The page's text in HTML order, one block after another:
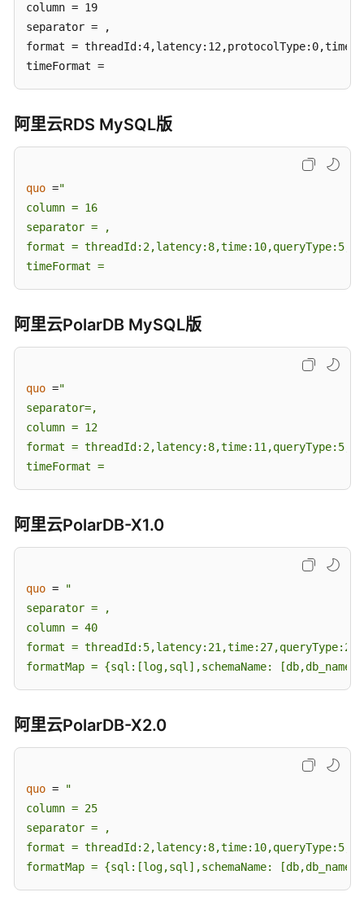
移
备
份
迁
录
制
回
放
回
览
本
云
云
标
签
管
连
计
日
志
column = 19
separator = ,
format =
timeFormat =
阿里云RDS MySQL版
quo ="
column = 16
separator = ,
format =
timeFormat =
阿里云PolarDB MySQL版
quo ="
separator=,
column = 12
format =
timeFormat =
阿里云PolarDB-X1.0
quo =
"
separator = ,
column = 40
format =
formatMap = {sql:[log,sql],schemaName:
阿里云PolarDB-X2.0
quo =
"
column = 25
separator = ,
format =
formatMap = {sql:[log,sql],schemaName: